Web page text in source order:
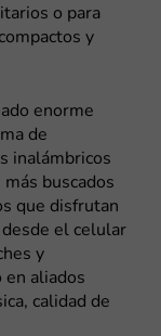
o para
y
enorme
de
inalámbricos
buscados
que disfrutan
el celular
y
en aliados
calidad de